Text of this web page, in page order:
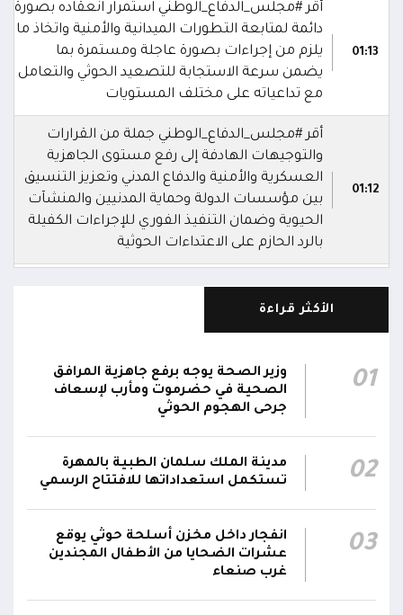
01:13
أقر #مجلس_الدفاع_الوطني استمرار انعقاده بصورة
دائمة لمتابعة التطورات الميدانية والأمنية واتخاذ ما
يلزم من إجراءات بصورة عاجلة ومستمرة بما
يضمن سرعة الاستجابة للتصعيد الحوثي والتعامل
مع تداعياته على مختلف المستويات
01:12
أقر #مجلس_الدفاع_الوطني جملة من القرارات
والتوجيهات الهادفة إلى رفع مستوى الجاهزية
العسكرية والأمنية والدفاع المدني وتعزيز التنسيق
بين مؤسسات الدولة وحماية المدنيين والمنشآت
الحيوية وضمان التنفيذ الفوري للإجراءات الكفيلة
بالرد الحازم على الاعتداءات الحوثية
أشاد #مجلس_الدفاع_الوطني بالدور السعودي في
حماية أمن المنطقة وممراتها المائية وتعزيز
رحب #مجلس_الدفاع_الوطني باتفاقية مكة للدفاع
المشترك بين المملكة العربية السعودية وتركيا
وباكستان، مؤكدا انها خطوة استراتيجية لتعزيز
الأمن الجماعي والاستقرار الإقليمي والتعاون
الدفاعي
والمكونات الوطنية ووسائل الإعلام إلى تعزيز
الاصطفاف الوطني وتوحيد الخطاب خلف
مؤسسات الدولة والقوات المسلحة والعمل على
إفشال مساعي الحوثيين الرامية إلى إضعاف
الأكثر قراءة
01
وزير الصحة يوجه برفع جاهزية المرافق
الصحية في حضرموت ومأرب لإسعاف
جرحى الهجوم الحوثي
02
مدينة الملك سلمان الطبية بالمهرة
تستكمل استعداداتها للافتتاح الرسمي
03
انفجار داخل مخزن أسلحة حوثي يوقع
عشرات الضحايا من الأطفال المجندين
غرب صنعاء